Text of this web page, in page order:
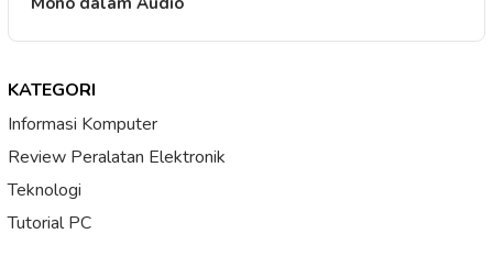
KATEGORI
Informasi Komputer
Review Peralatan Elektronik
Teknologi
Tutorial PC